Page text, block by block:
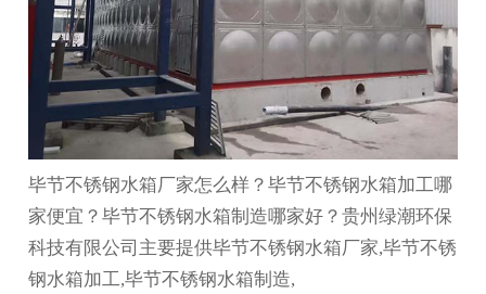
毕节不锈钢水箱厂家怎么样？毕节不锈钢水箱加工哪
家便宜？毕节不锈钢水箱制造哪家好？贵州绿潮环保
科技有限公司主要提供毕节不锈钢水箱厂家,毕节不锈
钢水箱加工,毕节不锈钢水箱制造,